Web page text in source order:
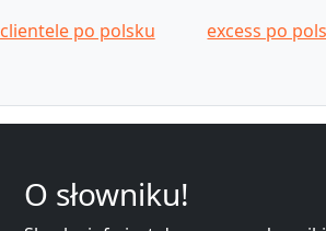
clientele po polsku
excess po
O słowniku!